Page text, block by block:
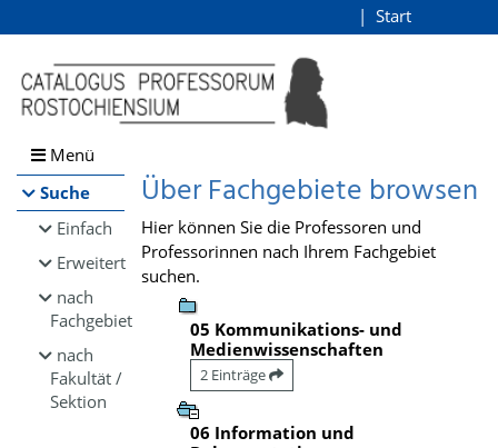
Browsen
direkt zum Inhalt
Start
Menü
Suche
Einfach
Erweitert
nach
Fachgebiet
nach
Fakultät /
Sektion
Über Fachgebiete browsen
Hier können Sie die Professoren und
Professorinnen nach Ihrem Fachgebiet
suchen.
05 Kommunikations- und
Medienwissenschaften
2 Einträge
06 Information und